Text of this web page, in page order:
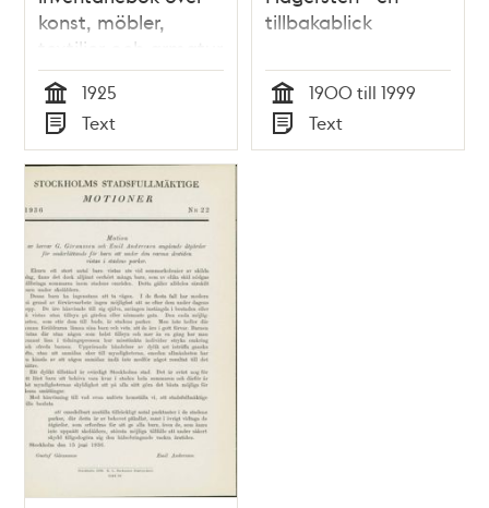
konst, möbler,
textilier och armatur
1925
Tid
1925
Typ
Text
tillbakablick
Tid
1900 till 1999
Typ
Text